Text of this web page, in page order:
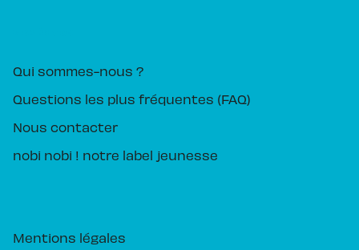
Qui sommes-nous ?
Questions les plus fréquentes (FAQ)
Nous contacter
nobi nobi ! notre label jeunesse
Mentions légales